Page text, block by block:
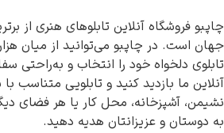
فروشگاه آنلاین تابلوهای هنری از
است. در چاپبو می‌توانید از میان
دلخواه خود را انتخاب و به‌راحتی
ما بازدید کنید و تابلویی متناسب با
آشپزخانه، محل کار یا هر فضای دیگر
دوستان و عزیزانتان هدیه دهید.